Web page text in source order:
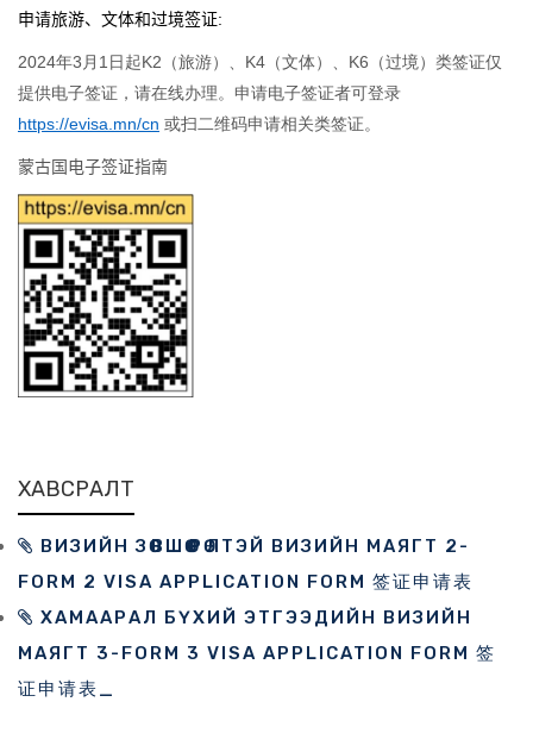
申请旅游、文体和过境签证:
2024年3月1日起K2（旅游）、K4（文体）、K6（过境）类签证仅
提供电子签证，请在线办理。申请电子签证者可登录
https://evisa.mn/cn 或扫二维码申请相关类签证。
蒙古国电子签证指南
ХАВСРАЛТ
ВИЗИЙН ЗӨВШӨӨРӨЛТЭЙ ВИЗИЙН МАЯГТ 2-
FORM 2 VISA APPLICATION FORM 签证申请表
ХАМААРАЛ БҮХИЙ ЭТГЭЭДИЙН ВИЗИЙН
МАЯГТ 3-FORM 3 VISA APPLICATION FORM 签
证申请表_